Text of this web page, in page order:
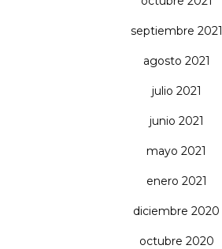
septiembre 2021
agosto 2021
julio 2021
junio 2021
mayo 2021
enero 2021
diciembre 2020
octubre 2020